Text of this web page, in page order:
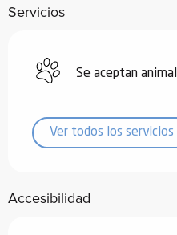
Servicios
Se aceptan
Ver todos los servicios
Accesibilidad